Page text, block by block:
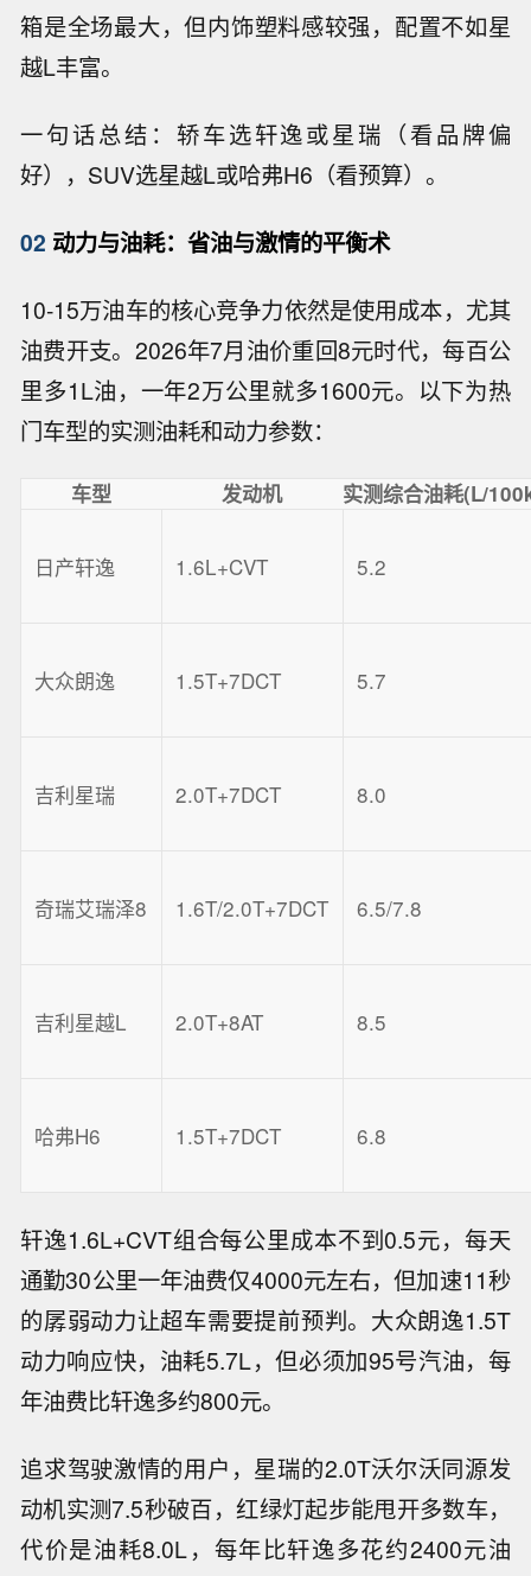
箱是全场最大，但内饰塑料感较强，配置不如星
越L丰富。
一句话总结：轿车选轩逸或星瑞（看品牌偏
好），SUV选星越L或哈弗H6（看预算）。
02 动力与油耗：省油与激情的平衡术
10-15万油车的核心竞争力依然是使用成本，尤其
油费开支。2026年7月油价重回8元时代，每百公
里多1L油，一年2万公里就多1600元。以下为热
门车型的实测油耗和动力参数：
车型 发动机 实测综合油耗(L/
日产轩逸 1.6L+CVT 5.2
大众朗逸 1.5T+7DCT 5.7
吉利星瑞 2.0T+7DCT 8.0
奇瑞艾瑞泽8 1.6T/2.0T+7DCT 6.5/7.8
吉利星越L 2.0T+8AT 8.5
哈弗H6 1.5T+7DCT 6.8
轩逸1.6L+CVT组合每公里成本不到0.5元，每天
通勤30公里一年油费仅4000元左右，但加速11秒
的孱弱动力让超车需要提前预判。大众朗逸1.5T
动力响应快，油耗5.7L，但必须加95号汽油，每
年油费比轩逸多约800元。
追求驾驶激情的用户，星瑞的2.0T沃尔沃同源发
动机实测7.5秒破百，红绿灯起步能甩开多数车，
代价是油耗8.0L，每年比轩逸多花约2400元油